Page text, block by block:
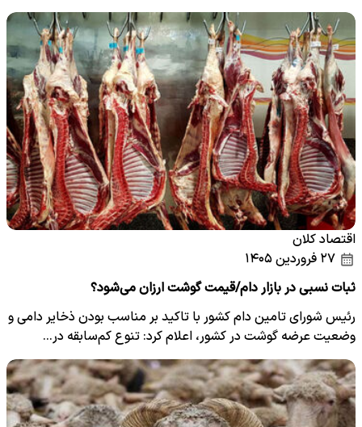
اقتصاد کلان
ثبات نسبی در بازار دام/قیمت گوشت ارزان می‌شود؟
رئیس شورای تامین دام کشور با تاکید بر مناسب بودن ذخایر دامی و
وضعیت عرضه گوشت در کشور، اعلام کرد: تنوع کم‌سابقه در…